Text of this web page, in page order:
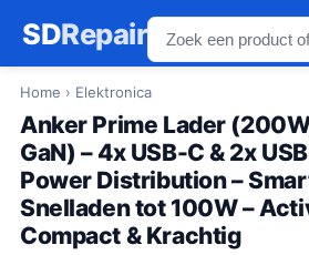
SDRepair
Home › Elektronica
Anker Prime Lader
GaN) – 4x USB-C & 2x
Power Distribution –
Snelladen tot 100W –
Compact & Krachtig